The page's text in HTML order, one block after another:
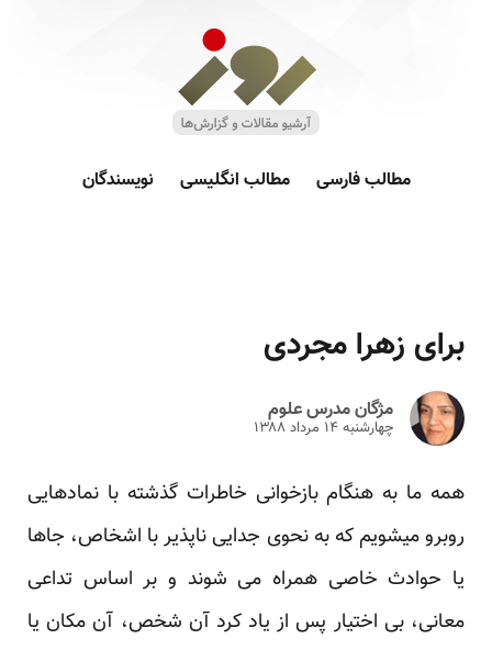
مطالب فارسی مطالب انگلیسی نویسندگان
برای زهرا مجردی
مژگان مدرس علوم
چهارشنبه ۱۴ مرداد ۱۳۸۸
همه ما به هنگام بازخوانی خاطرات گذشته با نمادهایی
روبرو میشویم که به نحوی جدایی ناپذیر با اشخاص، جاها
یا حوادث خاصی همراه می شوند و بر اساس تداعی
معانی، بی اختیار پس از یاد کرد آن شخص، آن مکان یا